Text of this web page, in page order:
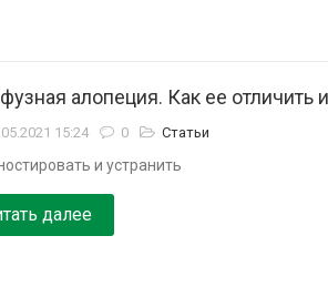
алопеция. Как ее отличить
15:24 0 Статьи
и устранить
далее